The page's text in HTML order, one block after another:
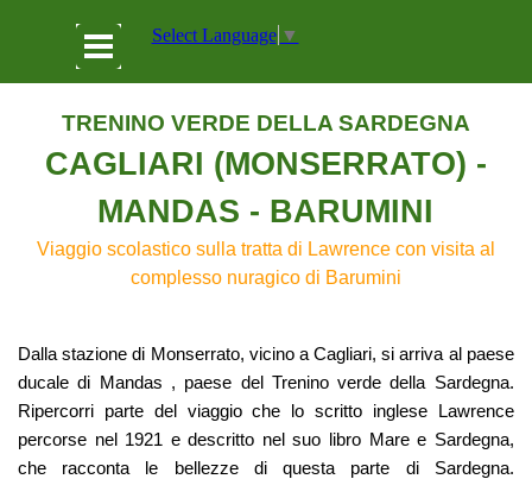
Salta menùSelect Language ▼
TRENINO VERDE DELLA SARDEGNA
CAGLIARI (MONSERRATO) -
MANDAS - BARUMINI
Viaggio scolastico sulla tratta di Lawrence con visita al
complesso nuragico di Barumini
Dalla stazione di Monserrato, vicino a Cagliari, si arriva al paese
ducale di Mandas , paese del Trenino verde della Sardegna.
Ripercorri parte del viaggio che lo scritto inglese Lawrence
percorse nel 1921 e descritto nel suo libro Mare e Sardegna,
che racconta le bellezze di questa parte di Sardegna.